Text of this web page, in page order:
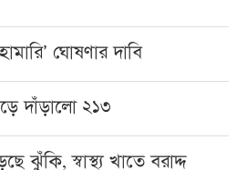
ঘোষণার দাবি
দাঁড়ালো ২১৩
ঝুঁকি, স্বাস্থ্য খাতে বরাদ্দ